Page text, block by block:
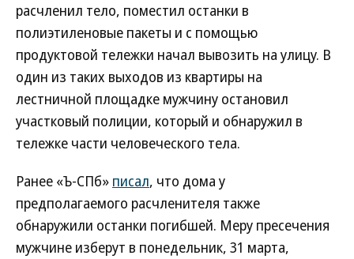
расчленил тело, поместил останки в
полиэтиленовые пакеты и с помощью
продуктовой тележки начал вывозить на улицу. В
один из таких выходов из квартиры на
лестничной площадке мужчину остановил
участковый полиции, который и обнаружил в
тележке части человеческого тела.
Ранее «Ъ-СПб» писал, что дома у
предполагаемого расчленителя также
обнаружили останки погибшей. Меру пресечения
мужчине изберут в понедельник, 31 марта,